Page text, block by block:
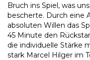
Bruch ins Spiel, was
bescherte. Durch eine
absoluten Willen das
45 Minute den
die individuelle Stärke
stark Marcel Hilger im